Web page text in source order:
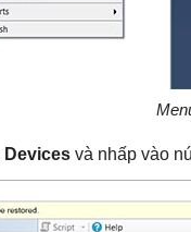
Devices và nhấp vào